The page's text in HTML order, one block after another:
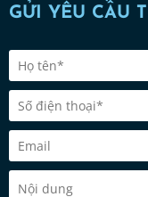
GỬI YÊU CẦU